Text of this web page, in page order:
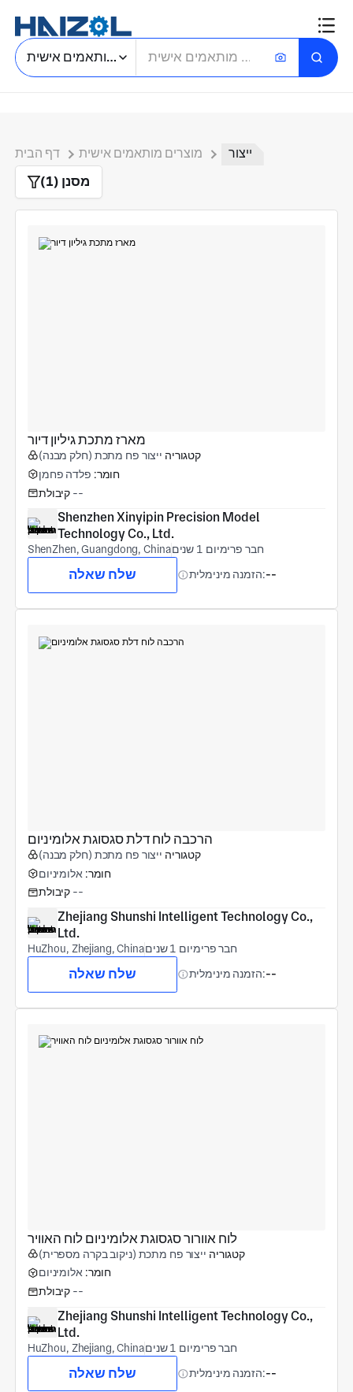
חיפוש חלקים מותאמים אישית
דף הבית מוצרים מותאמים אישית ייצור
מסנן (1)
מארז מתכת גיליון דיור
קטגוריה ייצור פח מתכת (חלק מבנה)
חומר: פלדה פחמן
קיבולת --
Shenzhen Xinyipin Precision Model
Technology Co., Ltd.
ShenZhen, Guangdong, China חבר פרימיום 1 שנים
שלח שאלה הזמנה מינימלית:--
הרכבה לוח דלת סגסוגת אלומיניום
קטגוריה ייצור פח מתכת (חלק מבנה)
חומר: אלומיניום
קיבולת --
Zhejiang Shunshi Intelligent Technology Co.,
Ltd.
HuZhou, Zhejiang, China חבר פרימיום 1 שנים
שלח שאלה הזמנה מינימלית:--
לוח אוורור סגסוגת אלומיניום לוח האוויר
קטגוריה ייצור פח מתכת (ניקוב בקרה מספרית)
חומר: אלומיניום
קיבולת --
Zhejiang Shunshi Intelligent Technology Co.,
Ltd.
HuZhou, Zhejiang, China חבר פרימיום 1 שנים
שלח שאלה הזמנה מינימלית:--